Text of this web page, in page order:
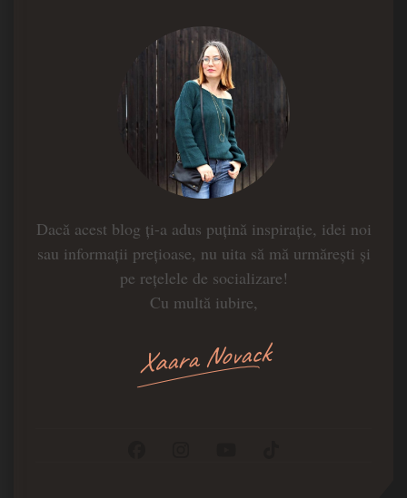
Dacă acest blog ți-a adus puțină inspirație, idei noi
sau informații prețioase, nu uita să mă urmărești și
pe rețelele de socializare!
Cu multă iubire,
Xaara Novack